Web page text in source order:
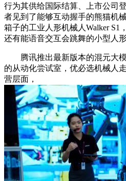
行为其供给国际结算、上市公司
者见到了能够互动握手的熊猫机
箱子的工业人形机械人Walker S1
还有能语音交互会跳舞的小型人
腾讯推出最新版本的混元大模
的从动化尝试室，优必选机械人
营层面，